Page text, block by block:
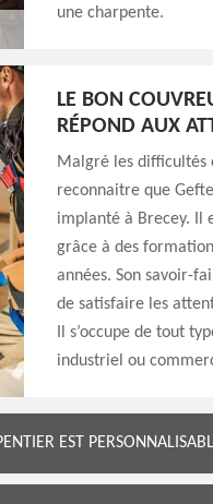
une charpente.
LE BON
RÉPOND AUX
Malgré les difficultés
reconnaitre que
implanté à Brecey. Il
grâce à des
années. Son savoir-
de satisfaire les
Il s’occupe de tout
industriel ou
EST